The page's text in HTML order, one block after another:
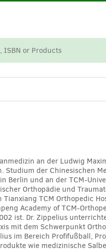
an der Ludwig
Studium der Chinesischen
Berlin und an der TCM-
Orthopädie und
TCM Orthopedic
Academy of TCM-
ist. Dr. Zippelius
mit dem Schwerpunkt
im Bereich Profifußball,
wie medizinische